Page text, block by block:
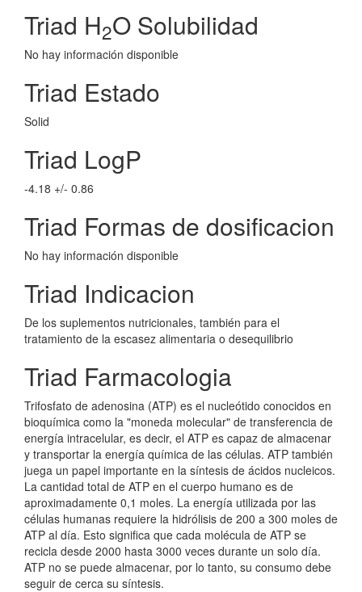
Triad H2O Solubilidad
No hay información disponible
Triad Estado
Solid
Triad LogP
-4.18 +/- 0.86
Triad Formas de dosificacion
No hay información disponible
Triad Indicacion
De los suplementos nutricionales, también para el
tratamiento de la escasez alimentaria o desequilibrio
Triad Farmacologia
Trifosfato de adenosina (ATP) es el nucleótido conocidos en
bioquímica como la "moneda molecular" de transferencia de
energía intracelular, es decir, el ATP es capaz de almacenar
y transportar la energía química de las células. ATP también
juega un papel importante en la síntesis de ácidos nucleicos.
La cantidad total de ATP en el cuerpo humano es de
aproximadamente 0,1 moles. La energía utilizada por las
células humanas requiere la hidrólisis de 200 a 300 moles de
ATP al día. Esto significa que cada molécula de ATP se
recicla desde 2000 hasta 3000 veces durante un solo día.
ATP no se puede almacenar, por lo tanto, su consumo debe
seguir de cerca su síntesis.